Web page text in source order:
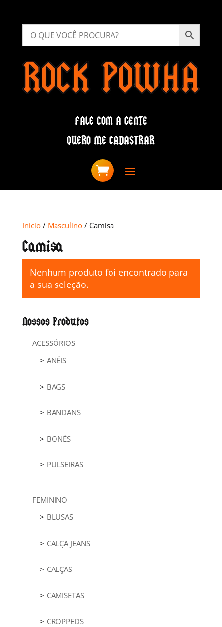
FALE COM A GENTE
QUERO ME CADASTRAR
Início/ Masculino/ Camisa
Camisa
Nenhum produto foi encontrado para
a sua seleção.
Nossos Produtos
ACESSÓRIOS
ANÉIS
BAGS
BANDANS
BONÉS
PULSEIRAS
FEMININO
BLUSAS
CALÇA JEANS
CALÇAS
CAMISETAS
CROPPEDS